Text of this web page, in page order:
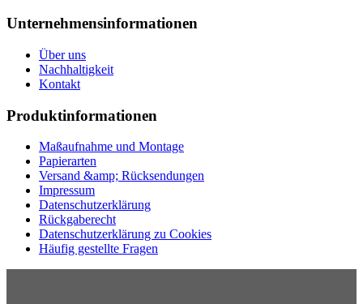
Unternehmensinformationen
Über uns
Nachhaltigkeit
Kontakt
Produktinformationen
Maßaufnahme und Montage
Papierarten
Versand &amp; Rücksendungen
Impressum
Datenschutzerklärung
Rückgaberecht
Datenschutzerklärung zu Cookies
Häufig gestellte Fragen